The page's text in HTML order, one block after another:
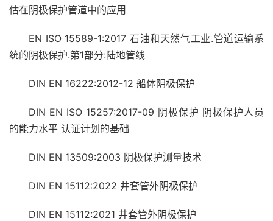
估在阴极保护管道中的应用
EN ISO 15589-1:2017 石油和天然气工业.管道运输系
统的阴极保护.第1部分:陆地管线
DIN EN 16222:2012-12 船体阴极保护
DIN EN ISO 15257:2017-09 阴极保护 阴极保护人员
的能力水平 认证计划的基础
DIN EN 13509:2003 阴极保护测量技术
DIN EN 15112:2022 井套管外阴极保护
DIN EN 15112:2021 井套管外阴极保护